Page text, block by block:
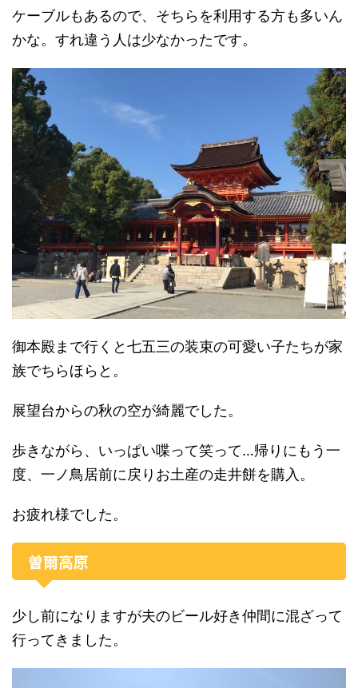
ケーブルもあるので、そちらを利用する方も多いん
かな。すれ違う人は少なかったです。
御本殿まで行くと七五三の装束の可愛い子たちが家
族でちらほらと。
展望台からの秋の空が綺麗でした。
歩きながら、いっぱい喋って笑って…帰りにもう一
度、一ノ鳥居前に戻りお土産の走井餅を購入。
お疲れ様でした。
曽爾高原
少し前になりますが夫のビール好き仲間に混ざって
行ってきました。